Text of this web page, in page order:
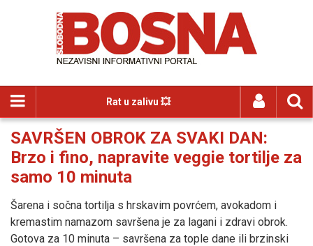
Rat u zalivu 💥
SAVRŠEN OBROK ZA SVAKI DAN:
Brzo i fino, napravite veggie tortilje za
samo 10 minuta
Šarena i sočna tortilja s hrskavim povrćem, avokadom i
kremastim namazom savršena je za lagani i zdravi obrok.
Gotova za 10 minuta – savršena za tople dane ili brzinski